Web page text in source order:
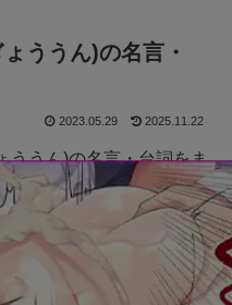
ううん)の名言・
2023.05.29 2025.11.22
ううん)の名言・台詞をま